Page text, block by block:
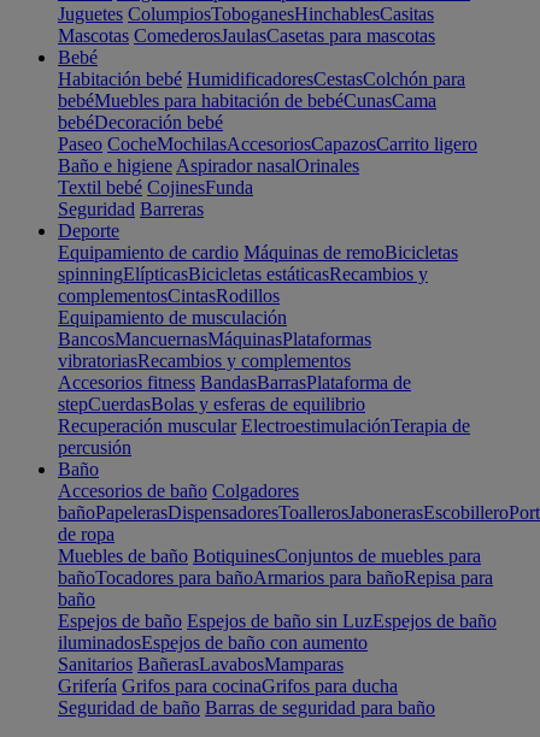
Juguetes ColumpiosToboganesHinchablesCasitas
Mascotas ComederosJaulasCasetas para mascotas
Bebé
Habitación bebé HumidificadoresCestasColchón para
bebéMuebles para habitación de bebéCunasCama
bebéDecoración bebé
Paseo CocheMochilasAccesoriosCapazosCarrito ligero
Baño e higiene Aspirador nasalOrinales
Textil bebé CojinesFunda
Seguridad Barreras
Deporte
Equipamiento de cardio Máquinas de remoBicicletas
spinningElípticasBicicletas estáticasRecambios y
complementosCintasRodillos
Equipamiento de musculación
BancosMancuernasMáquinasPlataformas
vibratoriasRecambios y complementos
Accesorios fitness BandasBarrasPlataforma de
stepCuerdasBolas y esferas de equilibrio
Recuperación muscular ElectroestimulaciónTerapia de
percusión
Baño
Accesorios de baño Colgadores
bañoPapelerasDispensadoresToallerosJabonerasEscobillero
de ropa
Muebles de baño BotiquinesConjuntos de muebles para
bañoTocadores para bañoArmarios para bañoRepisa para
baño
Espejos de baño Espejos de baño sin LuzEspejos de baño
iluminadosEspejos de baño con aumento
Sanitarios BañerasLavabosMamparas
Grifería Grifos para cocinaGrifos para ducha
Seguridad de baño Barras de seguridad para baño